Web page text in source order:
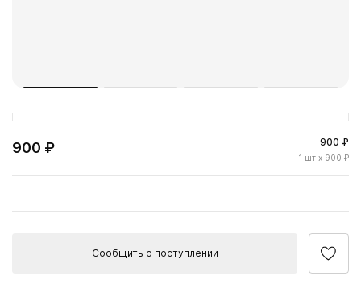
900 ₽ 900 ₽
1 шт x 900 ₽
Сообщить о поступлении